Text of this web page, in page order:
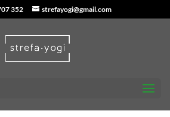
352 strefayogi@gmail.com